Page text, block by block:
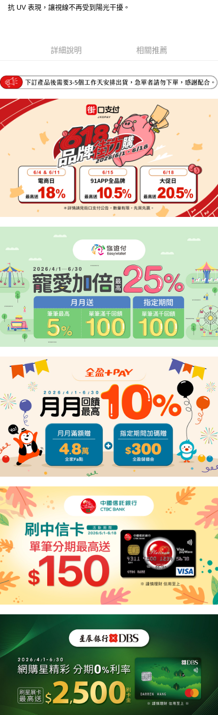
相關說明
流程，驗證手機門號後，選擇欲分期的期數、繳款截止日，確認付款後即完
消。如遇「轉專審核」未通過狀況，表示未達大哥付你分期系統評分，恕無
法說明評估內容。
【繳款方式說明】
1.分期款項不併入電信帳單，「大哥付你分期」於每月結算日後寄送繳費提
醒簡訊。
2.透過簡訊連結打開帳單後，可選擇「超商條碼／台灣大直營門市／銀行轉
帳／街口支付／iPASS MONEY」等通路繳費。
【注意事項】
1.本服務係由「台灣大哥大股份有限公司」（以下簡稱本公司）所提供，讓
用戶於交易時，得透過本服務購買商品或服務，並由商店將買賣／分期付款
買賣價金債權讓與本公司後，依約使用本公司帳單繳交帳款。
2.基於同意付款使用「大哥付你分期」之契約關係目的，商店將以您的個人
資料（包含姓名、電話或地址）提供予台灣大哥大進項蒐集、處理及利用，
由本公司與您本人進行分期帳單所需資料之確認、核對及更正。
3.完整用戶服務條款，請詳閱以下連結：https://oppay.tw/userRule
【關於「AFTEE先享後付」】
１．簡單：不需註冊會員、不需綁卡、不需儲值。
２．便利：只要手機號碼，簡訊認證，即可結帳。
【「AFTEE先享後付」結帳流程】
１．於結帳方式選擇「AFTEE先享後付」後，將跳轉至「AFTEE先享後付」
結帳頁面，進行簡訊認證並確認金額後，即可完成結帳。
２．訂單成立數日內，您將收到繳費通知簡訊。
３．收到繳費通知簡訊後14天內，點擊此簡訊中的連結，可透過四大超商／
ATM／網路銀行／等多元方式進行付款，方視為交易完成。
※ 請注意：結帳手續完成當下不需立刻繳費，但若您需要取消訂單，請聯絡
購買商品的店家。未經商家同意取消之訂單仍視為有效，需透過AFTEE先享
後付繳納相關費用。
※ 交易是否成功請以「AFTEE先享後付 」之結帳頁面顯示為準，若有關於
是否繳費成功／繳費後需取消欲退款等相關疑問，請聯繫「AFTEE先享後付
https://netprotections.freshdesk.com/support/home
易，需依本服務之必要範圍內提供個人資料，並將交易相關給付款項請求債
權轉讓予恩沛科技股份有限公司。
２．關於個人資料處理事宜，請瀏覽以下網址：
https://aftee.tw/terms/#terms3
３．未成年的使用者請事先徵得法定代理人或監護人之同意方可使用
「AFTEE先享後付」，若未經同意申辦者引起之損失，本公司不負相關責
任。
４．使用「AFTEE先享後付」時，將依據個別帳號之用戶狀況，依本公司即
時審查核予不同之上限額度；若仍有額度不足之情形，本公司將視審查結果
請求用戶進行身份認證。
５．嚴禁一人註冊多個帳號或使用他人資訊註冊。若發現惡意使用之情形，
恩沛科技股份有限公司將有權停止該用戶之使用額度並採取法律行動。
運送方式
每筆NT$95，滿NT$1,800(含以上)免運費
抗 UV 表現，讓視線不再受到陽光干擾。
詳細說明 相關推薦